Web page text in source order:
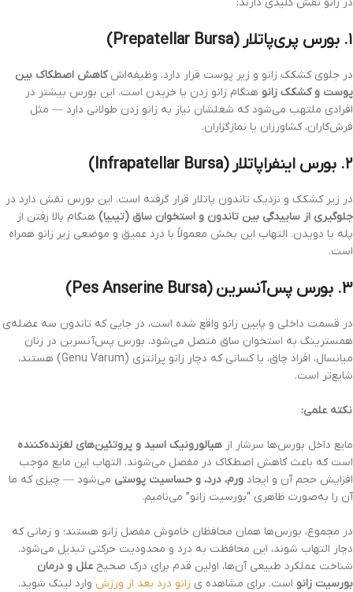
در جلوی کشکک زانو و زیر پوست قرار دارد. وظیفه‌اشکاهش اصطکاک بین
پوست و کشکک زانو هنگام زانو زدن یا خزیدن است. این بورس بیشتر در
افرادی ملتهب می‌شود که شغلشان نیاز به زانو زدن طولانی دارد — مثل
فرش‌کاران، کشاورزان یا نمازگزاران.
۲. بورس اینفراپاتلار (Infrapatellar Bursa)
در زیر کشکک و نزدیک تاندون پاتلار قرار گرفته است. این بورس نقش دارد در
جلوگیری از ساییدگی بین تاندون و استخوان ساق (تیبیا) هنگام بالا رفتن از
پله یا دویدن. التهاب این بخش معمولاً با درد عمیق و موضعی زیر زانو همراه
است.
۳. بورس پس‌آنسرین (Pes Anserine Bursa)
در قسمت داخلی و پایین زانو واقع شده است، در جایی که تاندون سه عضله‌ی
همسترینگ به استخوان ساق متصل می‌شود. بورس پس‌آنسرین در زنان
میانسال، افراد چاق، یا کسانی که دچار زانو پرانتزی (Genu Varum) هستند،
شایع‌تر است.
نکته علمی:
مایع داخل بورس‌ها سرشار از هیالورونیک اسید و پروتئین‌های لغزنده‌کننده
است که باعث کاهش اصطکاک در مفصل می‌شوند. التهاب این مایع موجب
افزایش حجم آن و ایجاد ورم، درد، و حساسیت پوستی می‌شود — چیزی که ما
آن را به‌صورت ظاهری “بورسیت زانو” می‌نامیم.
در مجموع، بورس‌ها همان محافظان خاموش مفصل زانو هستند؛ و زمانی که
دچار التهاب شوند، این محافظت به درد و محدودیت حرکتی تبدیل می‌شود.
شناخت عملکرد طبیعی آن‌ها، اولین قدم برای درک صحیح علل و درمان
بورسیت زانو است. برای مشاهده ی زانو درد بعد از ورزش وارد لینک شوید.